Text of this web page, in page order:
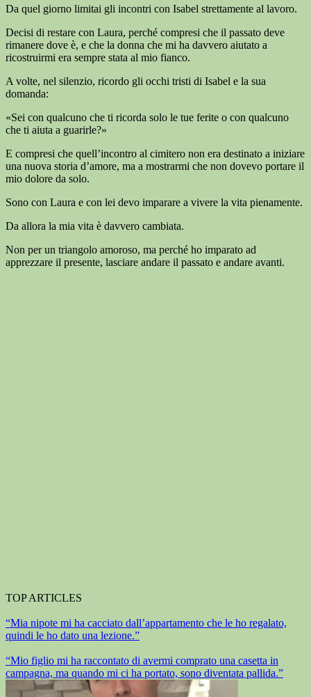
Da quel giorno limitai gli incontri con Isabel strettamente al lavoro.
Decisi di restare con Laura, perché compresi che il passato deve
rimanere dove è, e che la donna che mi ha davvero aiutato a
ricostruirmi era sempre stata al mio fianco.
A volte, nel silenzio, ricordo gli occhi tristi di Isabel e la sua
domanda:
«Sei con qualcuno che ti ricorda solo le tue ferite o con qualcuno
che ti aiuta a guarirle?»
E compresi che quell’incontro al cimitero non era destinato a iniziare
una nuova storia d’amore, ma a mostrarmi che non dovevo portare il
mio dolore da solo.
Sono con Laura e con lei devo imparare a vivere la vita pienamente.
Da allora la mia vita è davvero cambiata.
Non per un triangolo amoroso, ma perché ho imparato ad
apprezzare il presente, lasciare andare il passato e andare avanti.
TOP ARTICLES
“Mia nipote mi ha cacciato dall’appartamento che le ho regalato,
quindi le ho dato una lezione.”
“Mio figlio mi ha raccontato di avermi comprato una casetta in
campagna, ma quando mi ci ha portato, sono diventata pallida.”